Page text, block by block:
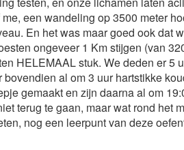
een wandeling op 3500 meter
En het was maar goed ook dat
ongeveer 1 Km stijgen (van
HELEMAAL stuk. We deden er 5
al om 3 uur hartstikke
gemaakt en zijn daarna al om
terug te gaan, maar wat rond het
nog een leerpunt van deze